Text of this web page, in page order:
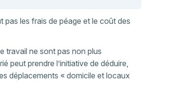
pas les frais de péage et le coût des
travail ne sont pas non plus
peut prendre l’initiative de déduire,
déplacements « domicile et locaux